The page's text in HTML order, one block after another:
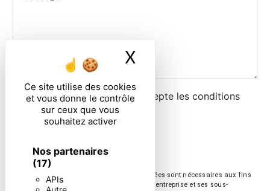
Ce site utilise des cookies
et vous donne le contrôle
sur ceux que vous
souhaitez activer
Nos partenaires
(17)
APIs
X
En cochant cette case, j'accepte les conditions
particulières ci-dessous **
** Les données personnelles communiquées sont nécessaires aux fins
de vous contacter. Elles sont destinées à l'entreprise et ses sous-